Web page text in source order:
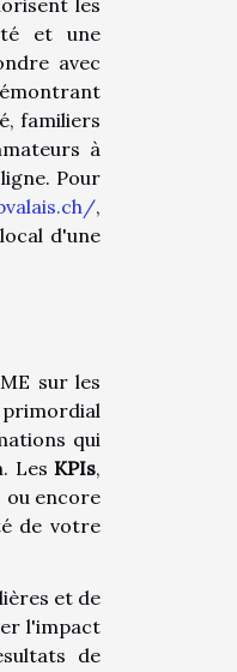
et une
avec
familiers
à
Pour
,
d'une
sur les
qui
Les KPIs,
ou encore
de votre
et de
l'impact
de